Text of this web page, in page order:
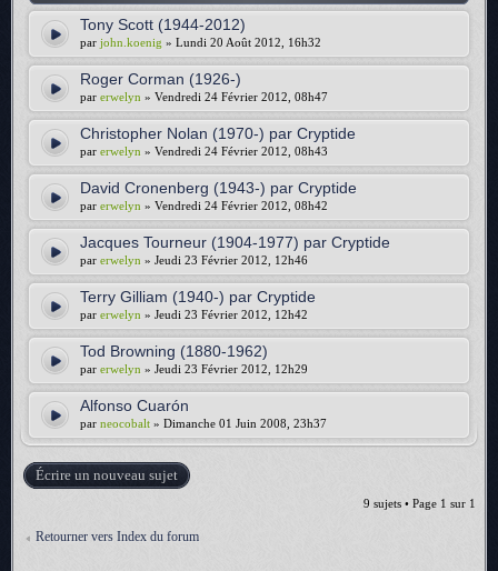
Tony Scott (1944-2012)
par john.koenig » Lundi 20 Août 2012, 16h32
Roger Corman (1926-)
par erwelyn » Vendredi 24 Février 2012, 08h47
Christopher Nolan (1970-) par Cryptide
par erwelyn » Vendredi 24 Février 2012, 08h43
David Cronenberg (1943-) par Cryptide
par erwelyn » Vendredi 24 Février 2012, 08h42
Jacques Tourneur (1904-1977) par Cryptide
par erwelyn » Jeudi 23 Février 2012, 12h46
Terry Gilliam (1940-) par Cryptide
par erwelyn » Jeudi 23 Février 2012, 12h42
Tod Browning (1880-1962)
par erwelyn » Jeudi 23 Février 2012, 12h29
Alfonso Cuarón
par neocobalt » Dimanche 01 Juin 2008, 23h37
Écrire un nouveau sujet
9 sujets • Page 1 sur 1
Retourner vers Index du forum